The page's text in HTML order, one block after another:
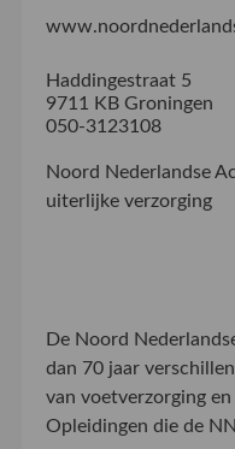
Haddingestraat 5
9711 KB Groningen
050-3123108
Noord Nederlandse
uiterlijke verzorging
De Noord
dan 70 jaar
van voetverzorging
Opleidingen die de